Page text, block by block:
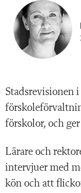
Stadsrevisionen
förskolor, och
Lärare och
intervjuer med
kön och att